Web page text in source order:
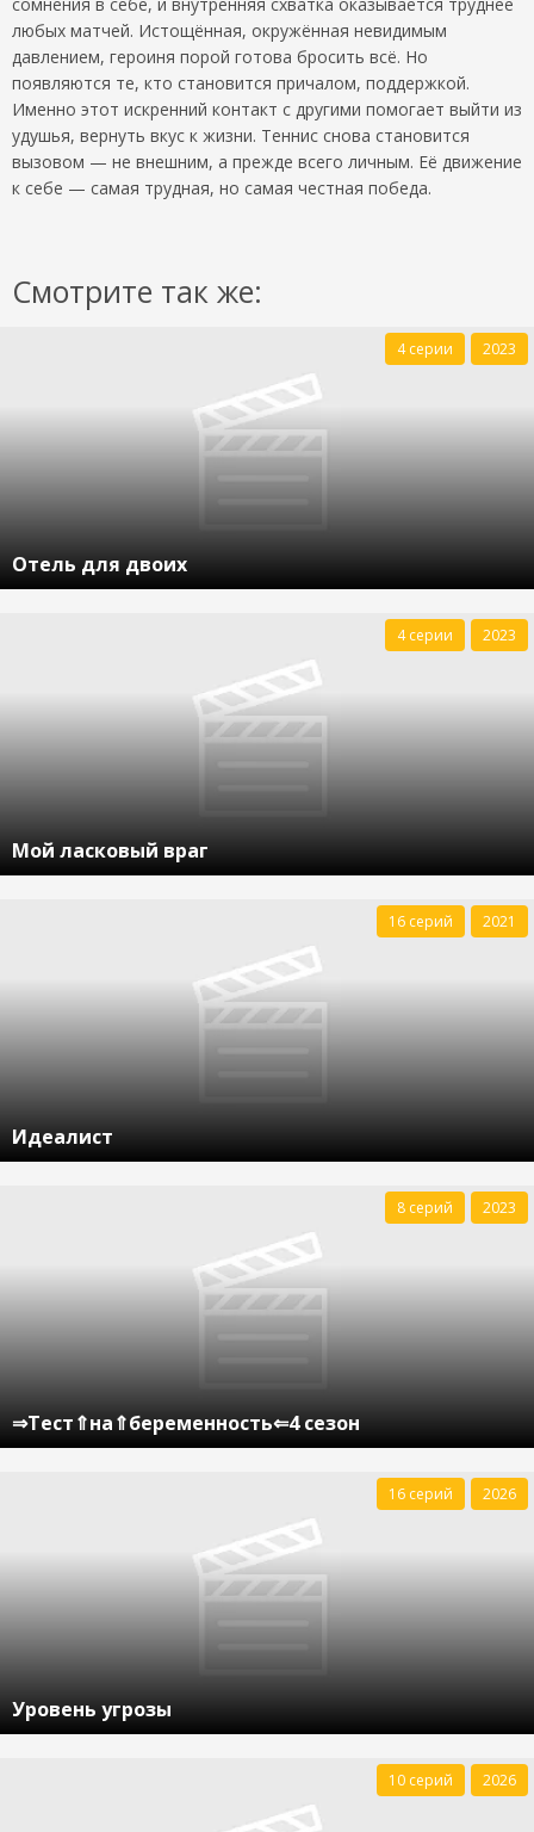
любых матчей. Истощённая, окружённая невидимым
давлением, героиня порой готова бросить всё. Но
появляются те, кто становится причалом, поддержкой.
Именно этот искренний контакт с другими помогает выйти из
удушья, вернуть вкус к жизни. Теннис снова становится
вызовом — не внешним, а прежде всего личным. Её движение
к себе — самая трудная, но самая честная победа.
Смотрите так же:
Отель для двоих
4 серии 2023
Мой ласковый враг
4 серии 2023
Идеалист
16 серий 2021
⇒Тест⇑на⇑беременность⇐4 сезон
8 серий 2023
Уровень угрозы
16 серий 2026
10 серий 2026